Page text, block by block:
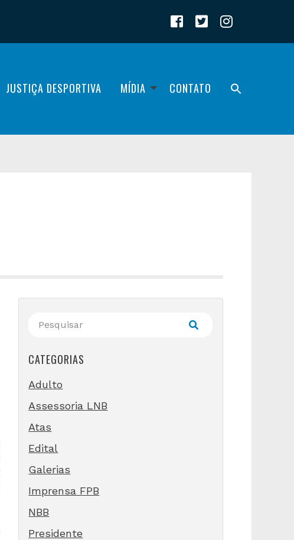
JUSTIÇA DESPORTIVA MÍDIA CONTATO
CATEGORIAS
Adulto
Assessoria LNB
Atas
Edital
Galerias
Imprensa FPB
NBB
Presidente